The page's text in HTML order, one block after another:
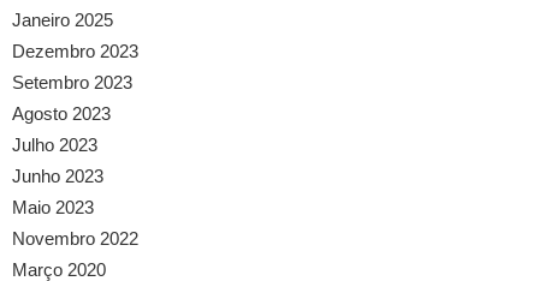
Janeiro 2025
Dezembro 2023
Setembro 2023
Agosto 2023
Julho 2023
Junho 2023
Maio 2023
Novembro 2022
Março 2020